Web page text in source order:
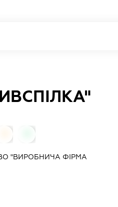
"ВИРОБНИЧА ФІРМА